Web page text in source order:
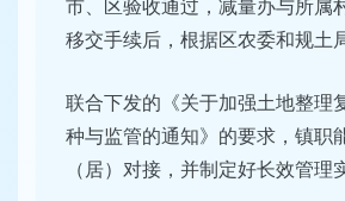
市、区验收通过，减量办与所属
移交手续后，根据区农委和规土
联合下发的《关于加强土地整理
种与监管的通知》的要求，镇职
（居）对接，并制定好长效管理